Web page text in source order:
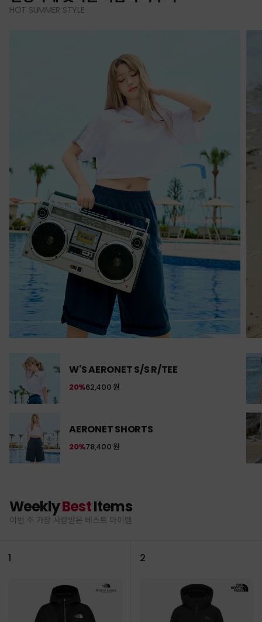
HOT SUMMER STYLE
W'S AERONET S/S R/TEE
62,400 원
20%
AERONET SHORTS
78,400 원
20%
WeeklyBestItems
이번 주 가장 사랑받은 베스트 아이템
1 2